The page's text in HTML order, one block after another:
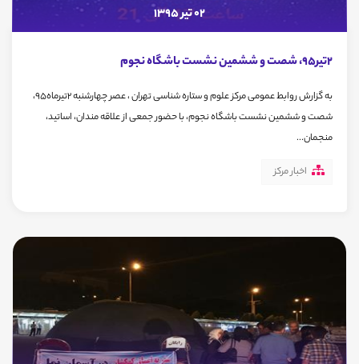
02 تیر 1395
2تیر95، شصت و ششمین نشست باشگاه نجوم
به گزارش روابط عمومی مرکز علوم و ستاره شناسی تهران ، عصر چهارشنبه 2تیرماه95،
شصت و ششمین نشست باشگاه نجوم، با حضور جمعی از علاقه مندان، اساتید،
منجمان...
اخبار مرکز